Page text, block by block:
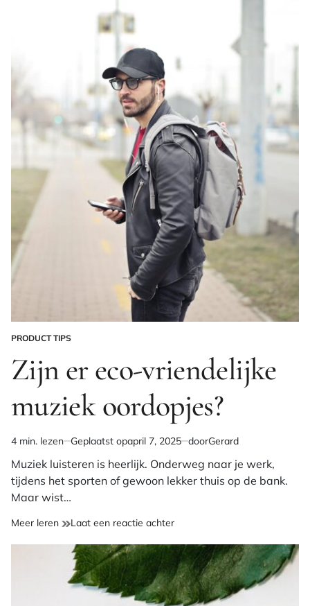
GEPLAATST
PRODUCT TIPS
Zijn er eco-vriendelijke
muziek oordopjes?
Geschatte
leestijd
4 min. lezen Geplaatst opapril 7, 2025 doorGerard
Muziek luisteren is heerlijk. Onderweg naar je werk,
tijdens het sporten of gewoon lekker thuis op de bank.
Maar wist…
Meer leren Laat een reactie achterop
eco-
vriendelijke
muziek